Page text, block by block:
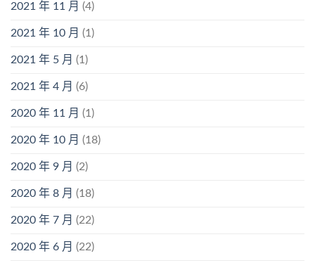
2021 年 11 月 (4)
2021 年 10 月 (1)
2021 年 5 月 (1)
2021 年 4 月 (6)
2020 年 11 月 (1)
2020 年 10 月 (18)
2020 年 9 月 (2)
2020 年 8 月 (18)
2020 年 7 月 (22)
2020 年 6 月 (22)